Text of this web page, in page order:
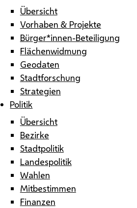
Übersicht
Vorhaben & Projekte
Bürger*innen-Beteiligung
Flächenwidmung
Geodaten
Stadtforschung
Strategien
Politik
Übersicht
Bezirke
Stadtpolitik
Landespolitik
Wahlen
Mitbestimmen
Finanzen